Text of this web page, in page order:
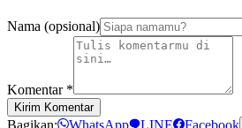
Nama (opsional)
Komentar *
Kirim Komentar
Bagikan: WhatsApp LINE Facebook